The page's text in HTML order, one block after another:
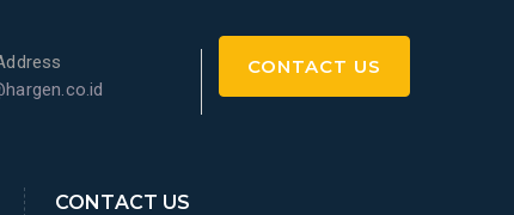
CONTACT US
CONTACT US